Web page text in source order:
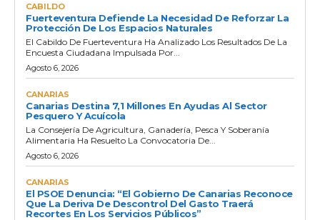
CABILDO
Fuerteventura Defiende La Necesidad De Reforzar La
Protección De Los Espacios Naturales
El Cabildo De Fuerteventura Ha Analizado Los Resultados De La
Encuesta Ciudadana Impulsada Por...
Agosto 6, 2026
CANARIAS
Canarias Destina 7,1 Millones En Ayudas Al Sector
Pesquero Y Acuícola
La Consejería De Agricultura, Ganadería, Pesca Y Soberanía
Alimentaria Ha Resuelto La Convocatoria De...
Agosto 6, 2026
CANARIAS
El PSOE Denuncia: “El Gobierno De Canarias Reconoce
Que La Deriva De Descontrol Del Gasto Traerá
Recortes En Los Servicios Públicos”